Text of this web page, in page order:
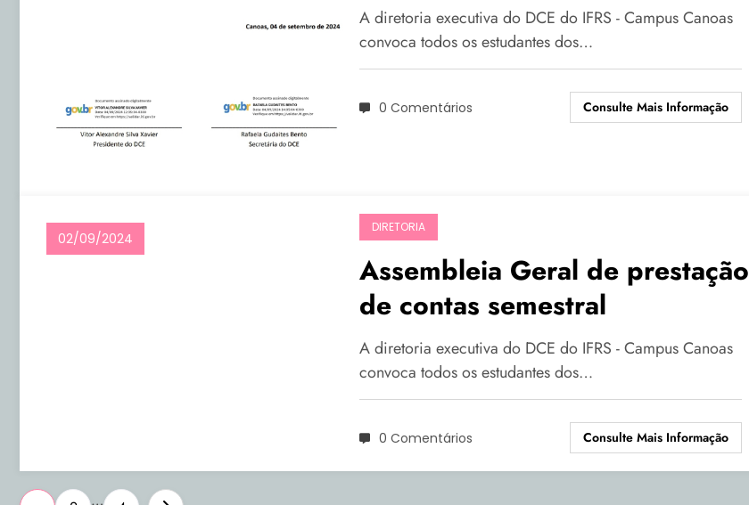
A diretoria executiva do DCE do IFRS - Campus Canoas
convoca todos os estudantes dos…
0 Comentários Consulte Mais Informação
02/09/2024
DIRETORIA
Assembleia Geral de prestação
de contas semestral
A diretoria executiva do DCE do IFRS - Campus Canoas
convoca todos os estudantes dos…
0 Comentários Consulte Mais Informação
…